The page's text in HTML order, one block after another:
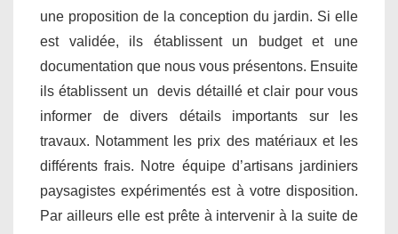
une proposition de la conception du jardin. Si elle
est validée, ils établissent un budget et une
documentation que nous vous présentons. Ensuite
ils établissent un devis détaillé et clair pour vous
informer de divers détails importants sur les
travaux. Notamment les prix des matériaux et les
différents frais. Notre équipe d’artisans jardiniers
paysagistes expérimentés est à votre disposition.
Par ailleurs elle est prête à intervenir à la suite de